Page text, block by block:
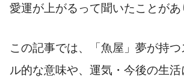
愛運が上がるって聞いたことがあ
この記事では、「魚屋」夢が持
ル的な意味や、運気・今後の生